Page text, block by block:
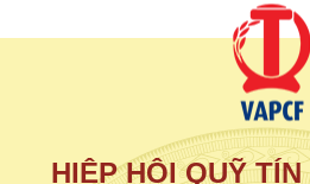
HIỆP HỘI QUỸ